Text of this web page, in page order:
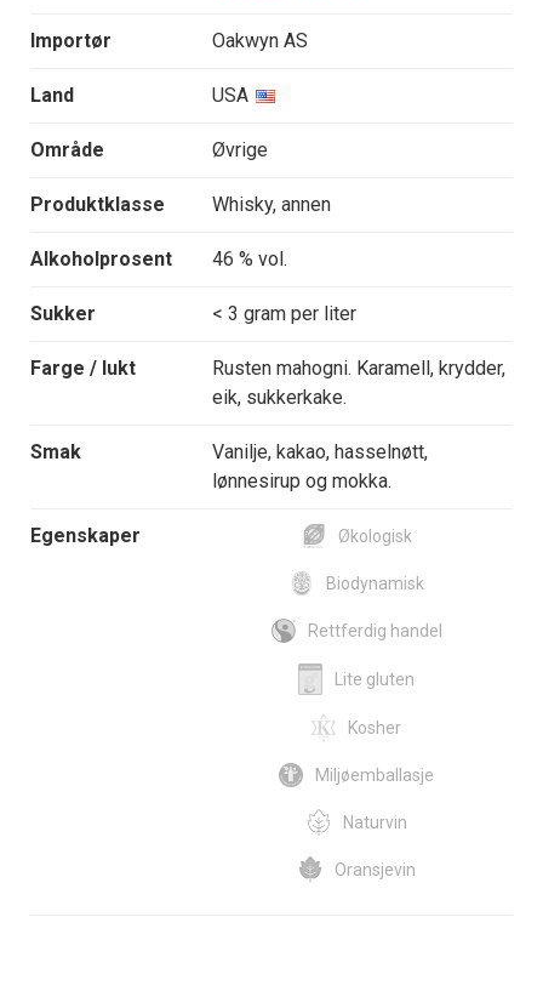
Importør Oakwyn AS
Land USA
Område Øvrige
Produktklasse Whisky, annen
Alkoholprosent 46 % vol.
Sukker < 3 gram per liter
Farge / lukt
Rusten mahogni. Karamell, krydder,
eik, sukkerkake.
Smak
Vanilje, kakao, hasselnøtt,
lønnesirup og mokka.
Egenskaper Økologisk
Biodynamisk
Rettferdig handel
Lite gluten
Kosher
Miljøemballasje
Naturvin
Oransjevin